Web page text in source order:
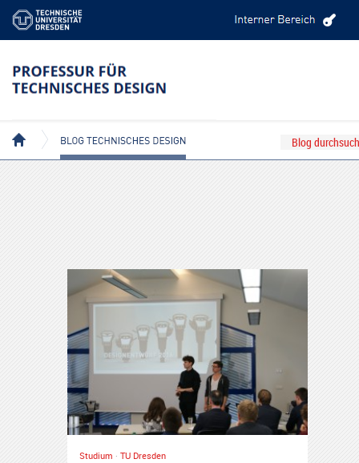
BEITRÄGE MIT DEM TAG: LENKSÄULENSYSTEM
Studium · TU Dresden